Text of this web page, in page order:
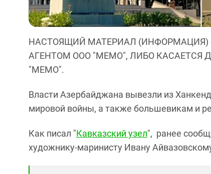
НАСТОЯЩИЙ МАТЕРИАЛ
АГЕНТОМ ООО "МЕМО", ЛИБО КАСАЕТСЯ
"МЕМО".
Власти Азербайджана вывезли из
мировой войны, а также большевикам и
Как писал "Кавказский узел", ранее
художнику-маринисту Ивану